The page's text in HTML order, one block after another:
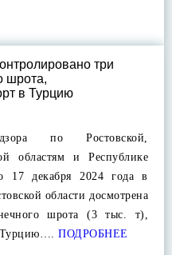
три
шрота,
в Турцию
по Ростовской,
областям и Республике
декабря 2024 года в
области досмотрена
шрота (3 тыс. т),
Турцию…. ПОДРОБНЕЕ